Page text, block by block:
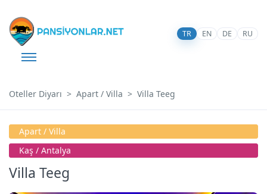
TR EN DE RU
Oteller Diyarı Apart / Villa Villa Teeg
Apart / Villa
Kaş / Antalya
Villa Teeg